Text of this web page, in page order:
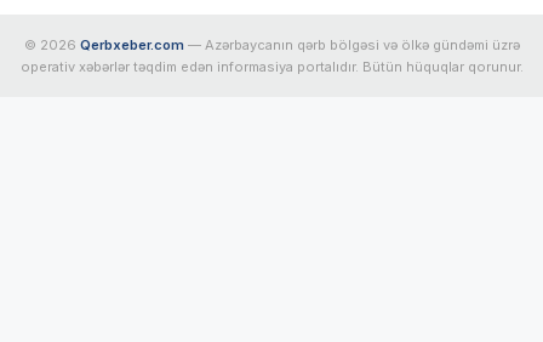
© 2026 Qerbxeber.com — Azərbaycanın qərb bölgəsi və ölkə gündəmi üzrə
operativ xəbərlər təqdim edən informasiya portalıdır. Bütün hüquqlar qorunur.